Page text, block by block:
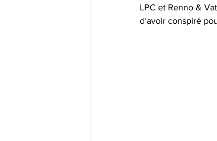
LPC et Renno &
d’avoir conspiré